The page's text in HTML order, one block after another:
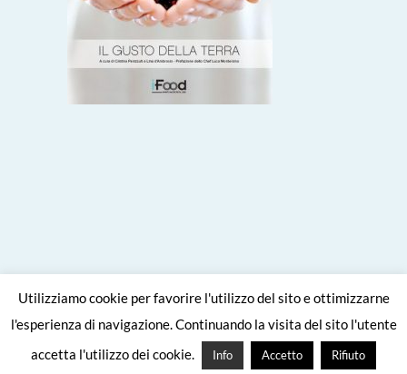
Site crafted with
mangiare
Utilizziamo cookie per favorire l'utilizzo del sito e ottimizzarne
l'esperienza di navigazione. Continuando la visita del sito l'utente
accetta l'utilizzo dei cookie.
Info Accetto Rifiuto